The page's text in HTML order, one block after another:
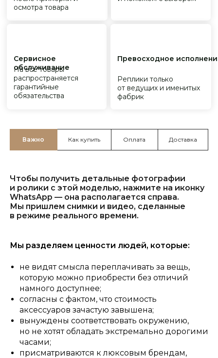
Важно Как купить Оплата Доставка
Чтобы получить детальные фотографии
и ролики с этой моделью, нажмите на иконку
WhatsApp — она располагается справа.
Мы пришлем снимки и видео, сделанные
в режиме реального времени.
Мы разделяем ценности людей, которые:
не видят смысла переплачивать за вещь,
которую можно приобрести без отличий
намного доступнее;
согласны с фактом, что стоимость
аксессуаров зачастую завышена;
вынуждены соответствовать окружению,
но не хотят обладать экстремально дорогими
часами;
присматриваются к люксовым брендам,